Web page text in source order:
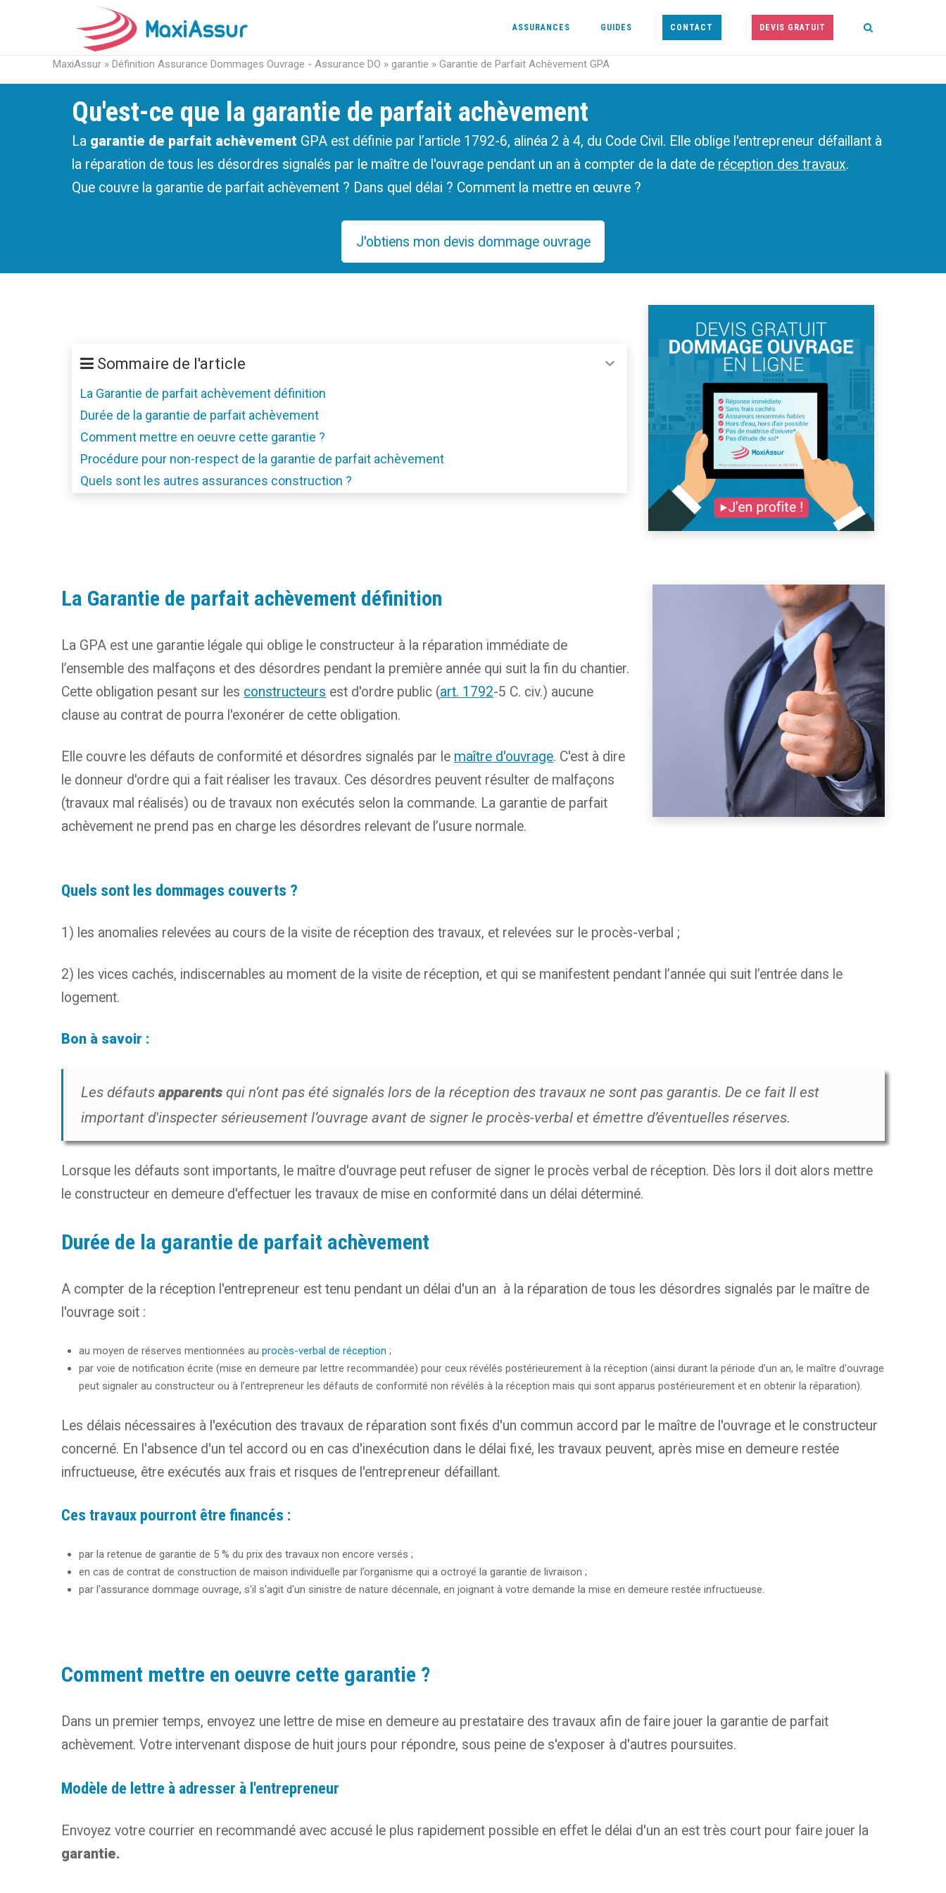
ASSURANCES GUIDES CONTACT DEVIS GRATUIT
MaxiAssur » Définition Assurance Dommages Ouvrage - Assurance DO » garantie » Garantie de Parfait Achèvement GPA
Qu'est-ce que la garantie de parfait achèvement
La garantie de parfait achèvement GPA est définie par l’article 1792-6, alinéa 2 à 4, du Code Civil. Elle oblige l'entrepreneur défaillant à
la réparation de tous les désordres signalés par le maître de l'ouvrage pendant un an à compter de la date de réception des travaux.
Que couvre la garantie de parfait achèvement ? Dans quel délai ? Comment la mettre en œuvre ?
J'obtiens mon devis dommage ouvrage
Sommaire de l'article
La Garantie de parfait achèvement définition
Durée de la garantie de parfait achèvement
Comment mettre en oeuvre cette garantie ?
Procédure pour non-respect de la garantie de parfait achèvement
Quels sont les autres assurances construction ?
La Garantie de parfait achèvement définition
La GPA est une garantie légale qui oblige le constructeur à la réparation immédiate de
l’ensemble des malfaçons et des désordres pendant la première année qui suit la fin du chantier.
Cette obligation pesant sur les constructeurs est d'ordre public (art. 1792-5 C. civ.) aucune
clause au contrat de pourra l'exonérer de cette obligation.
Elle couvre les défauts de conformité et désordres signalés par le maître d'ouvrage. C'est à dire
le donneur d'ordre qui a fait réaliser les travaux. Ces désordres peuvent résulter de malfaçons
(travaux mal réalisés) ou de travaux non exécutés selon la commande. La garantie de parfait
achèvement ne prend pas en charge les désordres relevant de l’usure normale.
Quels sont les dommages couverts ?
1) les anomalies relevées au cours de la visite de réception des travaux, et relevées sur le procès-verbal ;
2) les vices cachés, indiscernables au moment de la visite de réception, et qui se manifestent pendant l’année qui suit l’entrée dans le
logement.
Bon à savoir :
Les défauts apparents qui n’ont pas été signalés lors de la réception des travaux ne sont pas garantis. De ce fait Il est
important d'inspecter sérieusement l’ouvrage avant de signer le procès-verbal et émettre d’éventuelles réserves.
Lorsque les défauts sont importants, le maître d'ouvrage peut refuser de signer le procès verbal de réception. Dès lors il doit alors mettre
le constructeur en demeure d'effectuer les travaux de mise en conformité dans un délai déterminé.
Durée de la garantie de parfait achèvement
A compter de la réception l'entrepreneur est tenu pendant un délai d'un an à la réparation de tous les désordres signalés par le maître de
l'ouvrage soit :
au moyen de réserves mentionnées au procès-verbal de réception ;
par voie de notification écrite (mise en demeure par lettre recommandée) pour ceux révélés postérieurement à la réception (ainsi durant la période d’un an, le maître d'ouvrage
peut signaler au constructeur ou à l’entrepreneur les défauts de conformité non révélés à la réception mais qui sont apparus postérieurement et en obtenir la réparation).
Les délais nécessaires à l'exécution des travaux de réparation sont fixés d'un commun accord par le maître de l'ouvrage et le constructeur
concerné. En l'absence d'un tel accord ou en cas d'inexécution dans le délai fixé, les travaux peuvent, après mise en demeure restée
infructueuse, être exécutés aux frais et risques de l'entrepreneur défaillant.
Ces travaux pourront être financés :
par la retenue de garantie de 5 % du prix des travaux non encore versés ;
en cas de contrat de construction de maison individuelle par l’organisme qui a octroyé la garantie de livraison ;
par l'assurance dommage ouvrage, s'il s'agit d'un sinistre de nature décennale, en joignant à votre demande la mise en demeure restée infructueuse.
Comment mettre en oeuvre cette garantie ?
Dans un premier temps, envoyez une lettre de mise en demeure au prestataire des travaux afin de faire jouer la garantie de parfait
achèvement. Votre intervenant dispose de huit jours pour répondre, sous peine de s'exposer à d'autres poursuites.
Modèle de lettre à adresser à l'entrepreneur
Envoyez votre courrier en recommandé avec accusé le plus rapidement possible en effet le délai d'un an est très court pour faire jouer la
garantie.